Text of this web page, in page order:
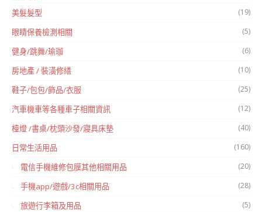
美髮髮型 (19)
眼睛保養檢測相關 (5)
健身/跳舞/瑜珈 (6)
房地產 / 裝潢修繕 (10)
鞋子/包包/飾品/衣服 (25)
汽車機車等各種車子相關資訊 (12)
檯燈 /書桌/枕頭沙發/寢具床墊 (40)
日常生活用品 (160)
電信手機維修包膜其他相關用品 (20)
手機app/遊戲/3c相關用品 (28)
旅遊行李箱及用品 (5)